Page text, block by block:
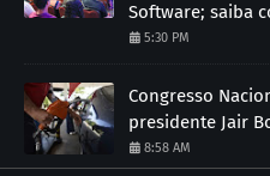
Software; saiba
5:30 PM
Congresso
presidente Jair
8:58 AM